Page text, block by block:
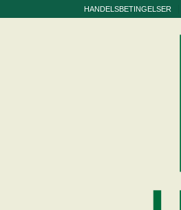
to
HANDELSBETINGELSER